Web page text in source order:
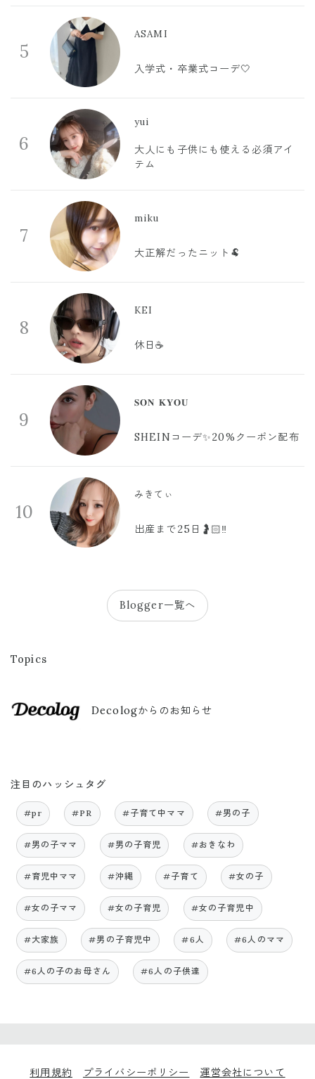
5
ASAMI
入学式・卒業式コーデ🤍
6
yui
大人にも子供にも使える必須アイ
テム
7
miku
大正解だったニット🐏
8
KEI
休日☕️
9
𝐒𝐎𝐍 𝐊𝐘𝐎𝐔
SHEINコーデ✨20%クーポン配布
10
みきてぃ
出産まで25日🤰🏻‼️
Blogger一覧へ
Topics
Decologからのお知らせ
注目のハッシュタグ
#pr #PR #子育て中ママ #男の子
#男の子ママ #男の子育児 #おきなわ
#育児中ママ #沖縄 #子育て #女の子
#女の子ママ #女の子育児 #女の子育児中
#大家族 #男の子育児中 #6人 #6人のママ
#6人の子のお母さん #6人の子供達
利用規約 プライバシーポリシー 運営会社について